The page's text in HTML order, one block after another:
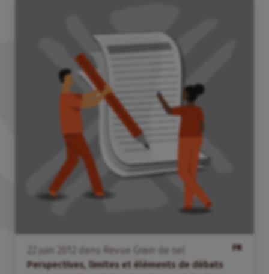
FR
juin dans
Revue Grain de sel
Perspectives, limites et éléments de débats